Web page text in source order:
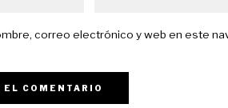
correo electrónico y web en este